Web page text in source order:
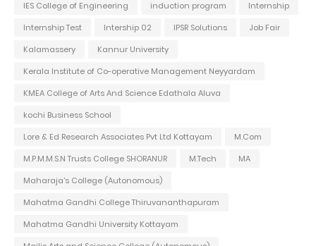
IES College of Engineering
induction program
Internship
Internship Test
Intership 02 IPSR Solutions
Job Fair
Kalamassery
Kannur University
Kerala Institute of Co-operative Management Neyyardam
KMEA College of Arts And Science Edathala Aluva
kochi Business School
Lore & Ed Research Associates Pvt Ltd Kottayam
M.Com
M.P.M.M.S.N Trusts College SHORANUR
M.Tech
MA
Maharaja's College (Autonomous)
Mahatma Gandhi College Thiruvananthapuram
Mahatma Gandhi University Kottayam